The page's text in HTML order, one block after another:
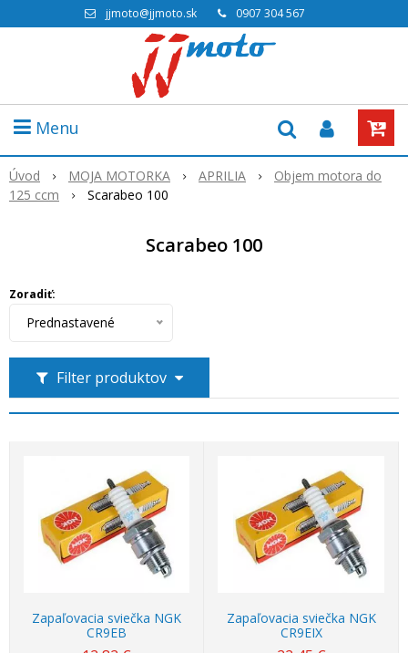
jjmoto@jjmoto.sk 0907 304 567
Menu
Úvod MOJA MOTORKA APRILIA
Objem motora do
125 ccm
Scarabeo 100
Scarabeo 100
Filter produktov
Zoradiť:
Prednastavené
Zapaľovacia sviečka NGK
CR9EB
Zapaľovacia sviečka NGK
CR9EIX